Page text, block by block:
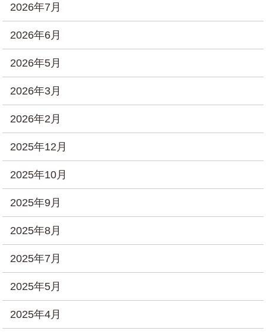
2026年7月
2026年6月
2026年5月
2026年3月
2026年2月
2025年12月
2025年10月
2025年9月
2025年8月
2025年7月
2025年5月
2025年4月